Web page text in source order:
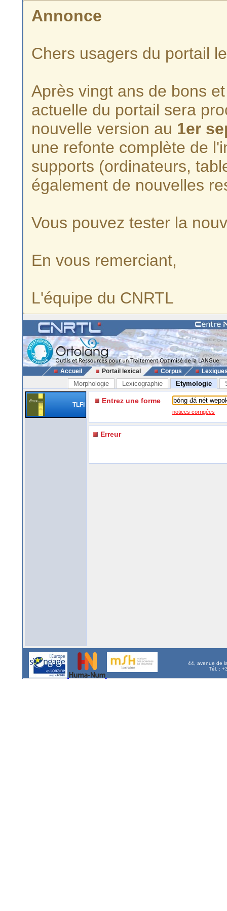
Annonce
Chers usagers du portail
Après vingt ans de bons
actuelle du portail sera
nouvelle version au 1er
une refonte complète de
supports (ordinateurs,
également de nouvelles
Vous pouvez tester la
En vous remerciant,
L'équipe du CNRTL
Accueil Portail lexical Corpus
Morphologie Lexicographie Etymologie
TLFi Entrez une forme
notices corrigées
Erreur
44, avenue de
Tél. :